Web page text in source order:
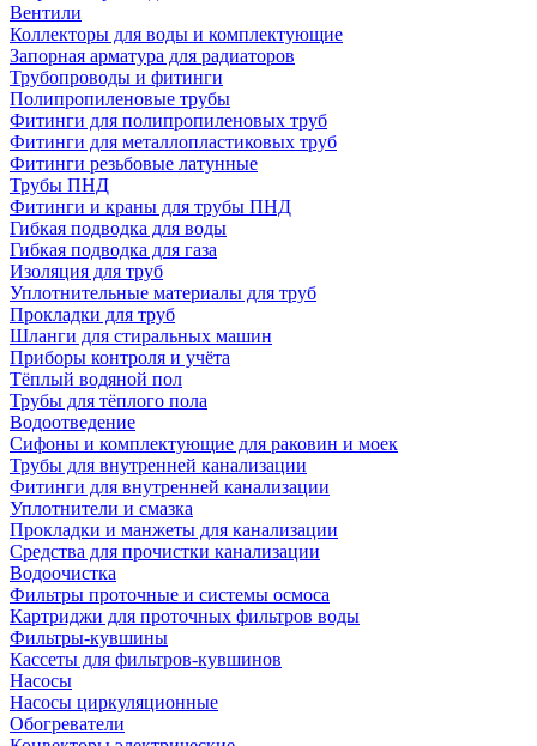
Вентили
Коллекторы для воды и комплектующие
Запорная арматура для радиаторов
Трубопроводы и фитинги
Полипропиленовые трубы
Фитинги для полипропиленовых труб
Фитинги для металлопластиковых труб
Фитинги резьбовые латунные
Трубы ПНД
Фитинги и краны для трубы ПНД
Гибкая подводка для воды
Гибкая подводка для газа
Изоляция для труб
Уплотнительные материалы для труб
Прокладки для труб
Шланги для стиральных машин
Приборы контроля и учёта
Тёплый водяной пол
Трубы для тёплого пола
Водоотведение
Сифоны и комплектующие для раковин и моек
Трубы для внутренней канализации
Фитинги для внутренней канализации
Уплотнители и смазка
Прокладки и манжеты для канализации
Средства для прочистки канализации
Водоочистка
Фильтры проточные и системы осмоса
Картриджи для проточных фильтров воды
Фильтры-кувшины
Кассеты для фильтров-кувшинов
Насосы
Насосы циркуляционные
Обогреватели